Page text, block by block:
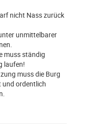
nicht Nass zurück
unmittelbarer
muss ständig
laufen!
muss die Burg
und ordentlich